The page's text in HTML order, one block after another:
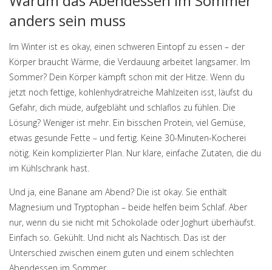
anders sein muss
Im Winter ist es okay, einen schweren Eintopf zu essen – der
Körper braucht Wärme, die Verdauung arbeitet langsamer. Im
Sommer? Dein Körper kämpft schon mit der Hitze. Wenn du
jetzt noch fettige, kohlenhydratreiche Mahlzeiten isst, läufst du
Gefahr, dich müde, aufgebläht und schlaflos zu fühlen. Die
Lösung? Weniger ist mehr. Ein bisschen Protein, viel Gemüse,
etwas gesunde Fette – und fertig. Keine 30-Minuten-Kocherei
nötig. Kein komplizierter Plan. Nur klare, einfache Zutaten, die du
im Kühlschrank hast.
Und ja, eine Banane am Abend? Die ist okay. Sie enthält
Magnesium und Tryptophan – beide helfen beim Schlaf. Aber
nur, wenn du sie nicht mit Schokolade oder Joghurt überhäufst.
Einfach so. Gekühlt. Und nicht als Nachtisch. Das ist der
Unterschied zwischen einem guten und einem schlechten